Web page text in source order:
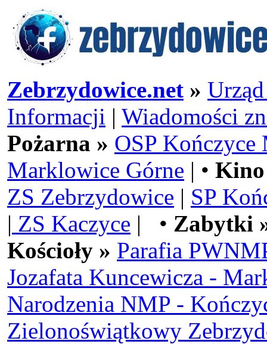
Zebrzydowice.net »
Informacji | Wiadomości
Pożarna » OSP Kończyce
Marklowice Górne | •
ZS Zebrzydowice | SP
| ZS Kaczyce | • Zabytki
Kościoły » Parafia
Jozafata Kuncewicza -
Narodzenia NMP -
Zielonoświątkowy